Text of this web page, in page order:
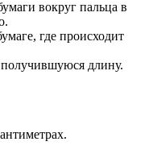
вокруг пальца в
где происходит
длину.